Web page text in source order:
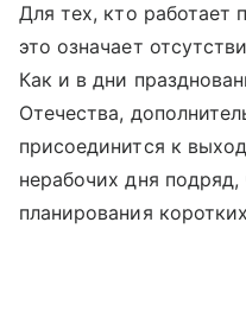
Для тех, кто работает
это означает
Как и в дни
Отечества,
присоединится к
нерабочих дня подряд,
планирования